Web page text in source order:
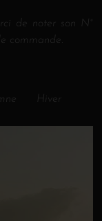
de noter son N°
commande.
Hiver